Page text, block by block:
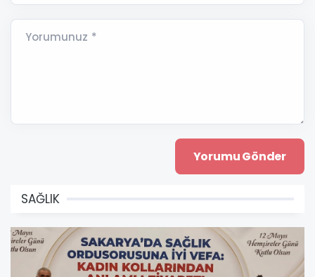
Yorumunuz *
SAĞLIK